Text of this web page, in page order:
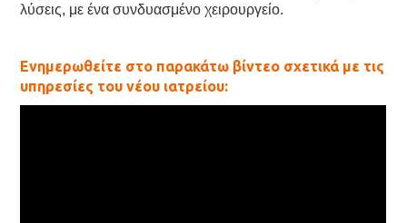
λύσεις, με ένα συνδυασμένο χειρουργείο.
Ενημερωθείτε στο παρακάτω βίντεο σχετικά με τις
υπηρεσίες του νέου ιατρείου: